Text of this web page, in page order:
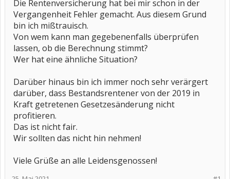
Die Rentenversicherung hat bei mir schon in der
Vergangenheit Fehler gemacht. Aus diesem Grund
bin ich mißtrauisch.
Von wem kann man gegebenenfalls überprüfen
lassen, ob die Berechnung stimmt?
Wer hat eine ähnliche Situation?
Darüber hinaus bin ich immer noch sehr verärgert
darüber, dass Bestandsrentener von der 2019 in
Kraft getretenen Gesetzesänderung nicht
profitieren.
Das ist nicht fair.
Wir sollten das nicht hin nehmen!
Viele Grüße an alle Leidensgenossen!